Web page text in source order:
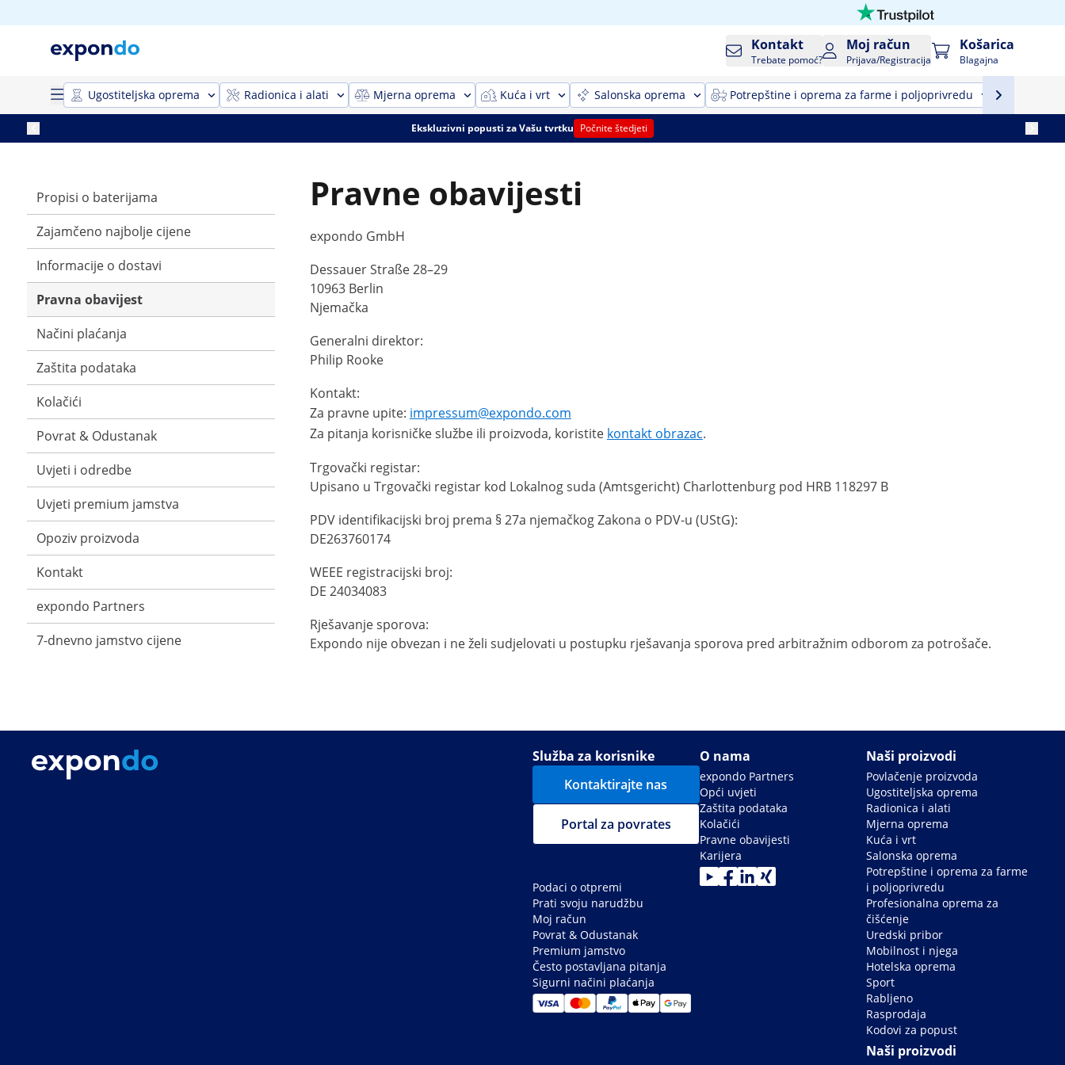
Kontakt
Trebate pomoć?
Moj račun
Prijava/Registracija
Košarica
Blagajna
Ugostiteljska oprema Radionica i alati Mjerna oprema Kuća i vrt Salonska oprema Potrepštine i oprema za farme i poljoprivredu
Ekskluzivni popusti za Vašu tvrtku Počnite štedjeti
Propisi o baterijama
Zajamčeno najbolje cijene
Informacije o dostavi
Pravna obavijest
Načini plaćanja
Zaštita podataka
Kolačići
Povrat & Odustanak
Uvjeti i odredbe
Uvjeti premium jamstva
Opoziv proizvoda
Kontakt
expondo Partners
7-dnevno jamstvo cijene
Pravne obavijesti
expondo GmbH
Dessauer Straße 28–29
10963 Berlin
Njemačka
Generalni direktor:
Philip Rooke
Kontakt:
Za pravne upite: impressum@expondo.com
Za pitanja korisničke službe ili proizvoda, koristite kontakt obrazac.
Trgovački registar:
Upisano u Trgovački registar kod Lokalnog suda (Amtsgericht) Charlottenburg pod HRB 118297 B
PDV identifikacijski broj prema § 27a njemačkog Zakona o PDV-u (UStG):
DE263760174
WEEE registracijski broj:
DE 24034083
Rješavanje sporova:
Expondo nije obvezan i ne želi sudjelovati u postupku rješavanja sporova pred arbitražnim odborom za potrošače.
Služba za korisnike
Kontaktirajte nas
Portal za povrates
Podaci o otpremi
Prati svoju narudžbu
Moj račun
Povrat & Odustanak
Premium jamstvo
Često postavljana pitanja
Sigurni načini plaćanja
O nama
expondo Partners
Opći uvjeti
Zaštita podataka
Kolačići
Pravne obavijesti
Karijera
Naši proizvodi
Povlačenje proizvoda
Ugostiteljska oprema
Radionica i alati
Mjerna oprema
Kuća i vrt
Salonska oprema
Potrepštine i oprema za farme
i poljoprivredu
Profesionalna oprema za
čišćenje
Uredski pribor
Mobilnost i njega
Hotelska oprema
Sport
Rabljeno
Rasprodaja
Kodovi za popust
Naši proizvodi